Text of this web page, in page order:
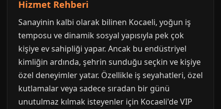
Hizmet Rehberi
Sanayinin kalbi olarak bilinen Kocaeli, yoğun iş
temposu ve dinamik sosyal yapısıyla pek çok
kişiye ev sahipliği yapar. Ancak bu endüstriyel
kimliğin ardında, şehrin sunduğu seçkin ve kişiye
özel deneyimler yatar. Özellikle iş seyahatleri, özel
kutlamalar veya sadece sıradan bir günü
unutulmaz kılmak isteyenler için Kocaeli'de VIP